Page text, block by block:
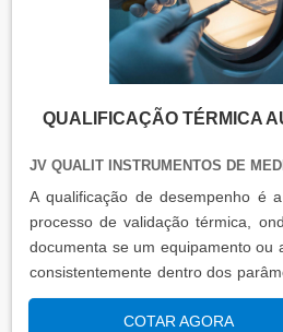
QUALIFICAÇÃO TÉRMICA
JV QUALIT INSTRUMENTOS DE
A qualificação de desempenho é
processo de validação térmica,
documenta se um equipamento ou
consistentemente dentro dos
sob condições reais de uso.
assegura que os processos
COTAR AGORA